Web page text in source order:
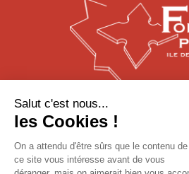
N’hésitez pas à
pour toute